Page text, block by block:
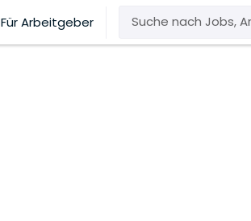
Für Arbeitgeber